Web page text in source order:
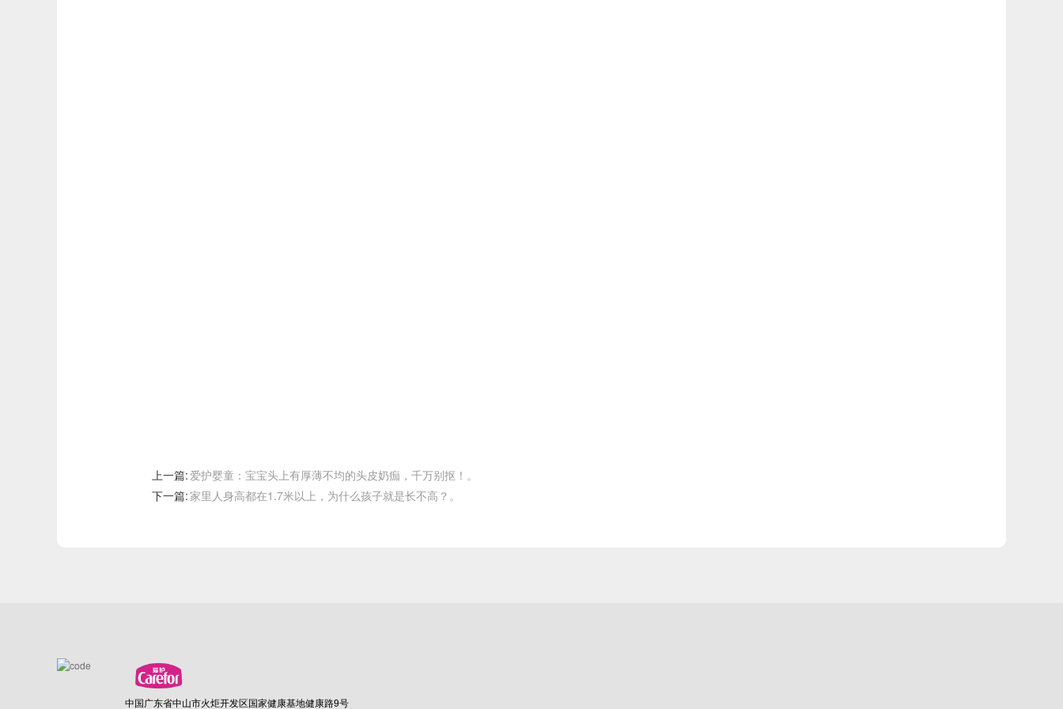
上一篇:爱护婴童：宝宝头上有厚薄不均的头皮奶痂，千万别抠！。
下一篇:家里人身高都在1.7米以上，为什么孩子就是长不高？。
中国广东省中山市火炬开发区国家健康基地健康路9号